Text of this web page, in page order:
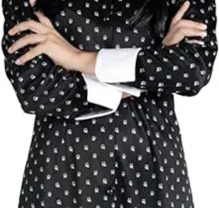
- Ütők, dobálók
- Strandcikkek
- Egyéb nyári játékok
Lábbal hajtós
járművek
Téli játékok
egyéniség
lehessen.
Anyaga 100 %
poliészter, mely
30 C fokon
mosható. Nem
vasalható, nyílt
lángtól és
hőtől kérjük távol
tartani. A
adódó
jelmezcserénél a
postaköltségek a
vevőt terhelik!
Jelmezcserénél
postaköltséget
csak minőségi
probléma esetén
tudjuk átvállalni.
Tájékoztatjuk